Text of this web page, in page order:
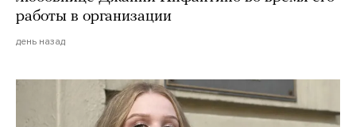
работы в организации
день назад